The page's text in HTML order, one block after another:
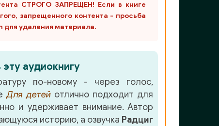
СТРОГО ЗАПРЕЩЕН! Если в книге
запрещенного контента - просьба
для удаления материала.
аудиокнигу
по-новому - через голос,
Для детей отлично подходит для
и удерживает внимание. Автор
историю, а озвучка Радциг